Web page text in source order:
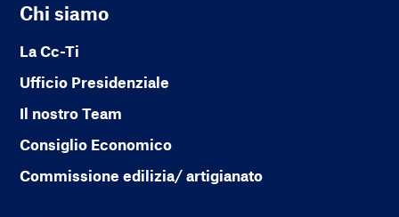
Chi siamo
La Cc-Ti
Ufficio Presidenziale
Il nostro Team
Consiglio Economico
Commissione edilizia/ artigianato